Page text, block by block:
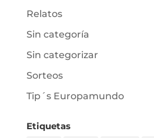
Relatos
Sin categoría
Sin categorizar
Sorteos
Tip´s Europamundo
Etiquetas